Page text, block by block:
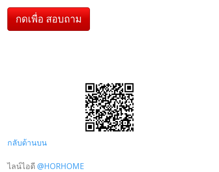
กดเพื่อ สอบถาม
กลับด้านบน
ไลน์ไอดี @HORHOME